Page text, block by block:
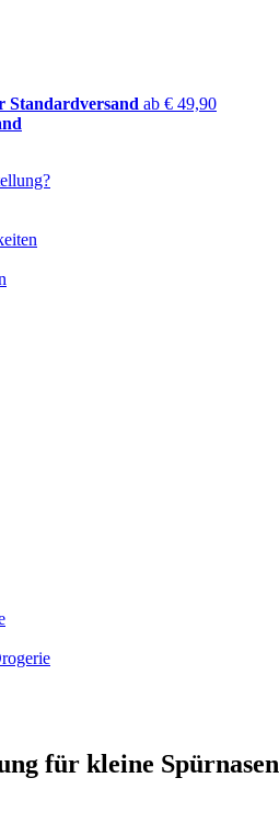
Standardversand ab € 49,90
für kleine Spürnasen